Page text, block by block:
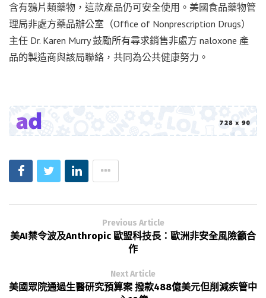
含有鴉片類藥物，這款產品仍可安全使用。美國食品藥物管
理局非處方藥品辦公室（Office of Nonprescription Drugs）
主任 Dr. Karen Murry 鼓勵所有尋求銷售非處方 naloxone 產
品的製造商與該局聯絡，共同為公共健康努力。
Previous Article
美AI禁令波及Anthropic 歐盟科技長：歐洲非安全風險籲合
作
Next Article
美國眾院通過生醫研究預算案 撥款488億美元但削減疾管中